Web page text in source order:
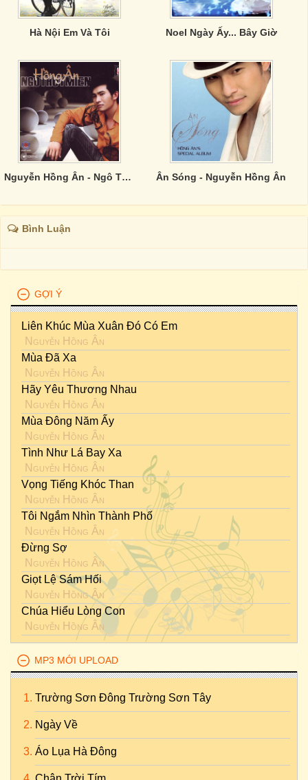
Hà Nội Em Và Tôi Noel Ngày Ấy... Bây Giờ
Nguyễn Hồng Ân - Ngô Thuỵ Miên Ân Sóng - Nguyễn Hồng Ân
Bình Luận
GỢI Ý
Liên Khúc Mùa Xuân Đó Có Em
Nguyễn Hồng Ân
Mùa Đã Xa
Nguyễn Hồng Ân
Hãy Yêu Thương Nhau
Nguyễn Hồng Ân
Mùa Đông Năm Ấy
Nguyễn Hồng Ân
Tình Như Lá Bay Xa
Nguyễn Hồng Ân
Vọng Tiếng Khóc Than
Nguyễn Hồng Ân
Tôi Ngắm Nhìn Thành Phố
Nguyễn Hồng Ân
Đừng Sợ
Nguyễn Hồng Ân
Giọt Lệ Sám Hối
Nguyễn Hồng Ân
Chúa Hiểu Lòng Con
Nguyễn Hồng Ân
MP3 MỚI UPLOAD
Trường Sơn Đông Trường Sơn Tây
Ngày Về
Áo Lụa Hà Đông